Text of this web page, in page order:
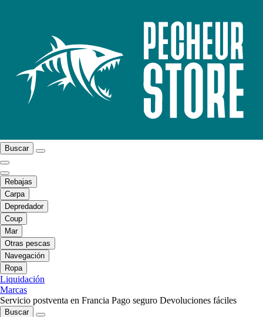
Buscar
Rebajas
Carpa
Depredador
Coup
Mar
Otras pescas
Navegación
Ropa
Liquidación
Marcas
Servicio postventa en Francia Pago seguro Devoluciones fáciles
Buscar